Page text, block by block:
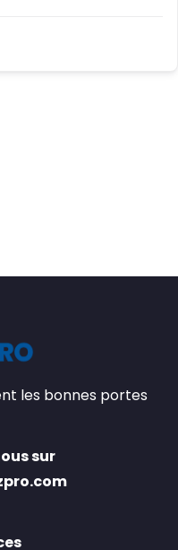
les bonnes portes
sur